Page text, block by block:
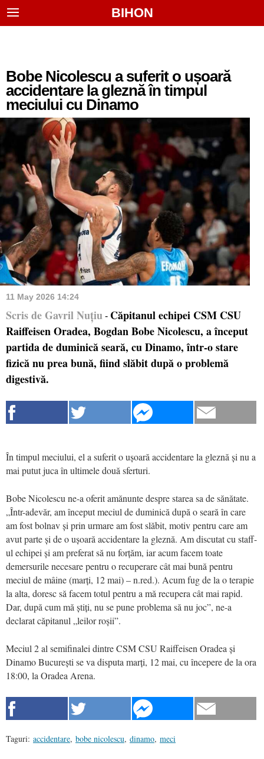
BIHON
Bobe Nicolescu a suferit o ușoară
accidentare la gleznă în timpul
meciului cu Dinamo
11 May 2026 14:24
Scris de Gavril Nuțiu - Căpitanul echipei CSM CSU
Raiffeisen Oradea, Bogdan Bobe Nicolescu, a început
partida de duminică seară, cu Dinamo, într-o stare
fizică nu prea bună, fiind slăbit după o problemă
digestivă.
În timpul meciului, el a suferit o ușoară accidentare la gleznă și nu a
mai putut juca în ultimele două sferturi.
Bobe Nicolescu ne-a oferit amănunte despre starea sa de sănătate.
„Într-adevăr, am început meciul de duminică după o seară în care
am fost bolnav și prin urmare am fost slăbit, motiv pentru care am
avut parte și de o ușoară accidentare la gleznă. Am discutat cu staff-
ul echipei și am preferat să nu forțăm, iar acum facem toate
demersurile necesare pentru o recuperare cât mai bună pentru
meciul de mâine (marți, 12 mai) – n.red.). Acum fug de la o terapie
la alta, doresc să facem totul pentru a mă recupera cât mai rapid.
Dar, după cum mă știți, nu se pune problema să nu joc”, ne-a
declarat căpitanul „leilor roșii”.
Meciul 2 al semifinalei dintre CSM CSU Raiffeisen Oradea și
Dinamo București se va disputa marți, 12 mai, cu începere de la ora
18:00, la Oradea Arena.
Taguri: accidentare, bobe nicolescu, dinamo, meci